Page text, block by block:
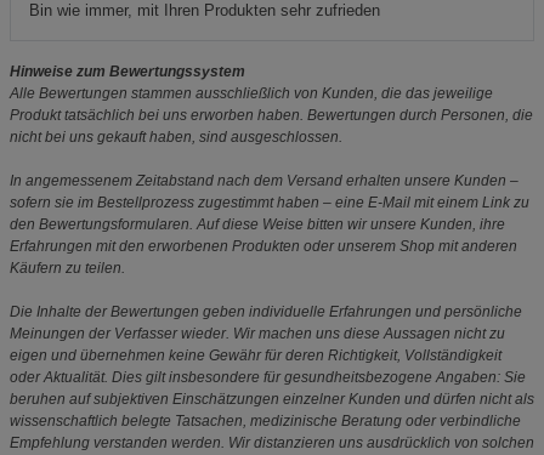
Bin wie immer, mit Ihren Produkten sehr zufrieden
Hinweise zum Bewertungssystem
Alle Bewertungen stammen ausschließlich von Kunden, die das jeweilige
Produkt tatsächlich bei uns erworben haben. Bewertungen durch Personen, die
nicht bei uns gekauft haben, sind ausgeschlossen.
In angemessenem Zeitabstand nach dem Versand erhalten unsere Kunden –
sofern sie im Bestellprozess zugestimmt haben – eine E-Mail mit einem Link zu
den Bewertungsformularen. Auf diese Weise bitten wir unsere Kunden, ihre
Erfahrungen mit den erworbenen Produkten oder unserem Shop mit anderen
Käufern zu teilen.
Die Inhalte der Bewertungen geben individuelle Erfahrungen und persönliche
Meinungen der Verfasser wieder. Wir machen uns diese Aussagen nicht zu
eigen und übernehmen keine Gewähr für deren Richtigkeit, Vollständigkeit
oder Aktualität. Dies gilt insbesondere für gesundheitsbezogene Angaben: Sie
beruhen auf subjektiven Einschätzungen einzelner Kunden und dürfen nicht als
wissenschaftlich belegte Tatsachen, medizinische Beratung oder verbindliche
Empfehlung verstanden werden. Wir distanzieren uns ausdrücklich von solchen